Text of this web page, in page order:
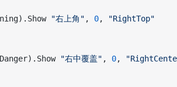
"右上角" , 0, "RightTop"
"右中覆盖" , 0,